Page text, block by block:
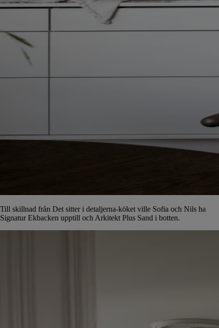
Till skillnad från Det sitter i detaljerna-köket ville Sofia och Nils ha
Signatur Ekbacken upptill och Arkitekt Plus Sand i botten.